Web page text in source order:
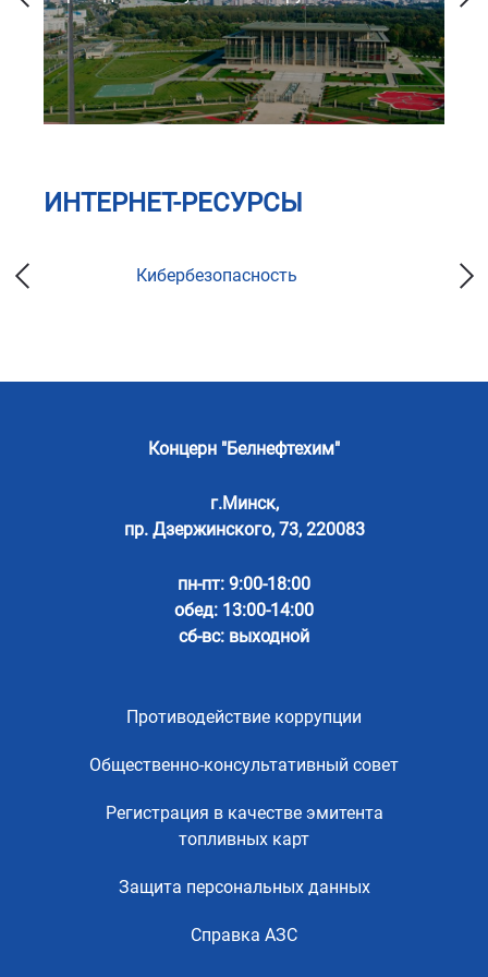
ИНТЕРНЕТ-РЕСУРСЫ
Кибербезопасность
Концерн "Белнефтехим"
г.Минск,
пр. Дзержинского, 73, 220083
пн-пт: 9:00-18:00
обед: 13:00-14:00
сб-вс: выходной
Противодействие коррупции
Общественно-консультативный совет
Регистрация в качестве эмитента
топливных карт
Защита персональных данных
Справка АЗС